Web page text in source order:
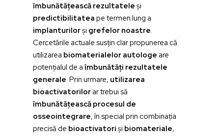
îmbunătățească rezultatele și
predictibilitatea pe termen lung a
implanturilorși grefelor noastre.
Cercetările actuale susțin clar propunerea că
utilizarea biomaterialelor autologe are
potențialul de aîmbunătăți rezultatele
generale. Prin urmare, utilizarea
bioactivatorilorar trebui să
îmbunătățească procesul de
osseointegrare, în special prin combinația
precisă de bioactivatori și biomateriale,